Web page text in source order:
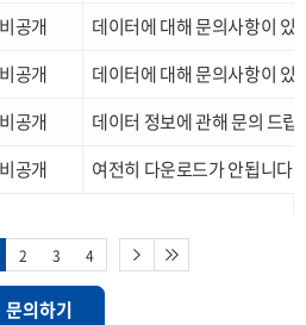
비공개
데이터에 대해 문의사항이 있
비공개
데이터에 대해 문의사항이 있
비공개
데이터 정보에 관해 문의 드립
비공개 여전히 다운로드가 안됩니다
2 3 4
문의하기